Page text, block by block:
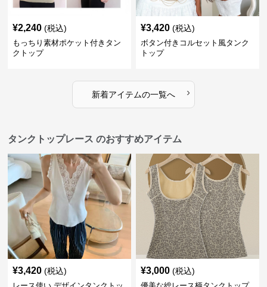
¥2,240 (税込)
もっちり素材ポケット付きタン
クトップ
¥3,420 (税込)
ボタン付きコルセット風タンク
トップ
新着アイテムの一覧へ ›
タンクトップレース のおすすめアイテム
¥3,420 (税込) ¥3,000 (税込)